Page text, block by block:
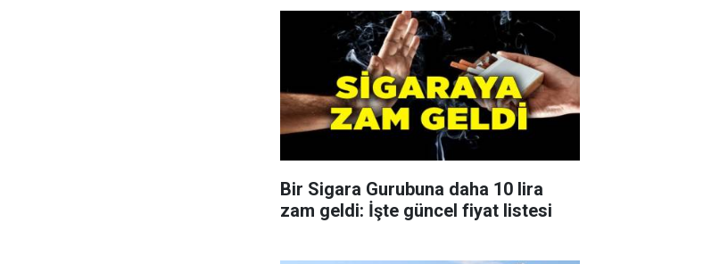
Bir Sigara Gurubuna daha 10 lira
zam geldi: İşte güncel fiyat listesi